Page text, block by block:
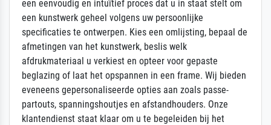
een eenvoudig en intuïtief proces dat u in staat stelt om
een kunstwerk geheel volgens uw persoonlijke
specificaties te ontwerpen. Kies een omlijsting, bepaal de
afmetingen van het kunstwerk, beslis welk
afdrukmateriaal u verkiest en opteer voor gepaste
beglazing of laat het opspannen in een frame. Wij bieden
eveneens gepersonaliseerde opties aan zoals passe-
partouts, spanningshoutjes en afstandhouders. Onze
klantendienst staat klaar om u te begeleiden bij het